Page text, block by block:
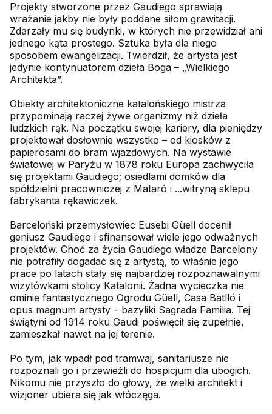
Projekty stworzone przez Gaudiego sprawiają
wrażanie jakby nie były poddane siłom grawitacji.
Zdarzały mu się budynki, w których nie przewidział ani
jednego kąta prostego. Sztuka była dla niego
sposobem ewangelizacji. Twierdził, że artysta jest
jedynie kontynuatorem dzieła Boga – „Wielkiego
Architekta”.
Obiekty architektoniczne katalońskiego mistrza
przypominają raczej żywe organizmy niż dzieła
ludzkich rąk. Na początku swojej kariery, dla pieniędzy
projektował dosłownie wszystko – od kiosków z
papierosami do bram wjazdowych. Na wystawie
światowej w Paryżu w 1878 roku Europa zachwyciła
się projektami Gaudiego; osiedlami domków dla
spółdzielni pracowniczej z Matarό i ...witryną sklepu
fabrykanta rękawiczek.
Barceloński przemysłowiec Eusebi Güell docenił
geniusz Gaudiego i sfinansował wiele jego odważnych
projektów. Choć za życia Gaudiego władze Barcelony
nie potrafiły dogadać się z artystą, to właśnie jego
prace po latach stały się najbardziej rozpoznawalnymi
wizytówkami stolicy Katalonii. Żadna wycieczka nie
ominie fantastycznego Ogrodu Güell, Casa Batlló i
opus magnum artysty – bazyliki Sagrada Familia. Tej
świątyni od 1914 roku Gaudi poświęcił się zupełnie,
zamieszkał nawet na jej terenie.
Po tym, jak wpadł pod tramwaj, sanitariusze nie
rozpoznali go i przewieźli do hospicjum dla ubogich.
Nikomu nie przyszło do głowy, że wielki architekt i
wizjoner ubiera się jak włóczęga.